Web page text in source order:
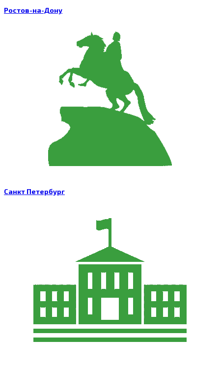
Ростов-на-Дону
Санкт Петербург